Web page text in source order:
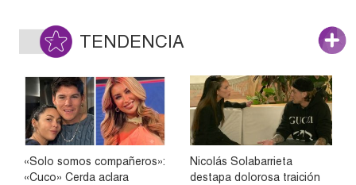
TENDENCIA
«Solo somos compañeros»:
«Cuco» Cerda aclara
Nicolás Solabarrieta
destapa dolorosa traición